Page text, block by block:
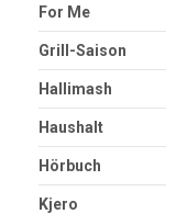
For Me
Grill-Saison
Hallimash
Haushalt
Hörbuch
Kjero